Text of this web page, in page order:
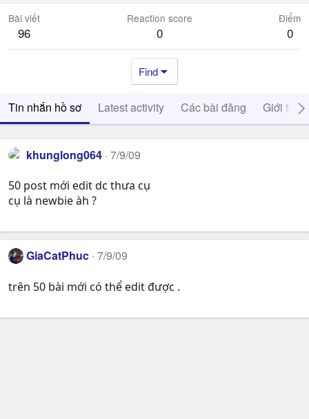
Bài viết
96
Reaction score
0
Điểm
0
Find
Tin nhắn hồ sơ Latest activity Các bài đăng Giới thiệu
khunglong064 7/9/09
50 post mới edit dc thưa cụ
cụ là newbie àh ?
GiaCatPhuc 7/9/09
trên 50 bài mới có thể edit được .